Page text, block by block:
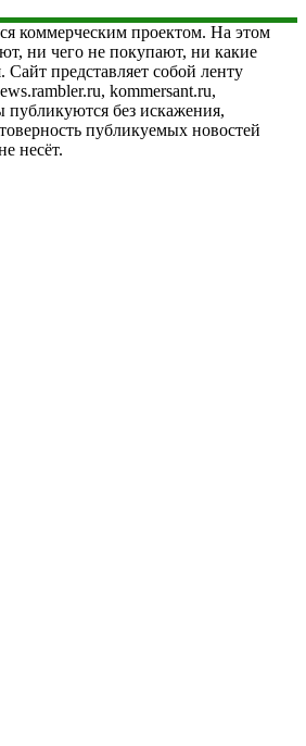
коммерческим проектом. На этом
ни чего не покупают, ни какие
Сайт представляет собой ленту
kommersant.ru,
без искажения,
публикуемых новостей
несёт.